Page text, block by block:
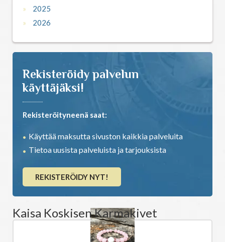
2025
2026
Rekisteröidy palvelun
käyttäjäksi!
Rekisteröityneenä saat:
Käyttää maksutta sivuston kaikkia palveluita
Tietoa uusista palveluista ja tarjouksista
REKISTERÖIDY NYT!
Kaisa Koskisen Karmakivet